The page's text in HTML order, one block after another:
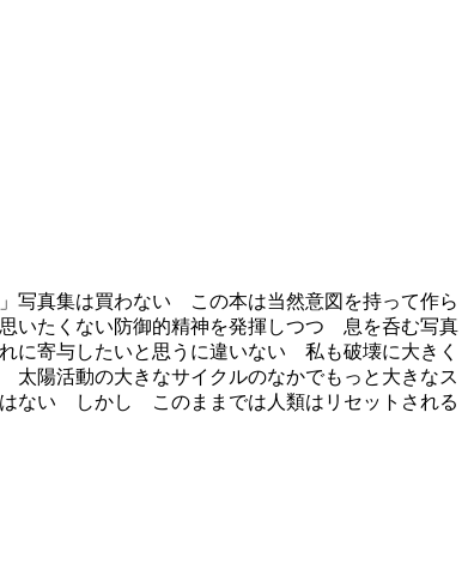
真集は買わない この本は当然意図を持って作ら
たくない防御的精神を発揮しつつ 息を呑む写真
寄与したいと思うに違いない 私も破壊に大きく
陽活動の大きなサイクルのなかでもっと大きなス
ない しかし このままでは人類はリセットされる